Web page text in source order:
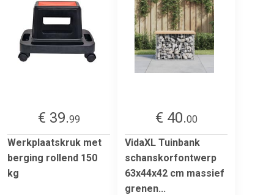
€ 39.99
Werkplaatskruk met
berging rollend 150
kg
€ 40.00
VidaXL Tuinbank
schanskorfontwerp
63x44x42 cm massief
grenen...